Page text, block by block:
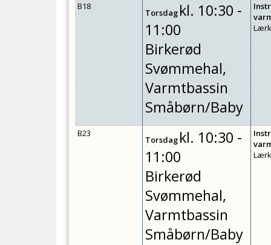
B18
Torsdagkl. 10:30 -
11:00
Birkerød
Svømmehal,
Varmtbassin
Småbørn/Baby
B23
Torsdagkl. 10:30 -
11:00
Birkerød
Svømmehal,
Varmtbassin
Småbørn/Baby